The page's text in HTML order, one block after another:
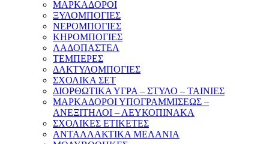
ΜΑΡΚΑΔΟΡΟΙ
ΞΥΛΟΜΠΟΓΙΕΣ
ΝΕΡΟΜΠΟΓΙΕΣ
ΚΗΡΟΜΠΟΓΙΕΣ
ΛΑΔΟΠΑΣΤΕΛ
ΤΕΜΠΕΡΕΣ
ΔΑΚΤΥΛΟΜΠΟΓΙΕΣ
ΣΧΟΛΙΚΑ ΣΕΤ
ΔΙΟΡΘΩΤΙΚΑ ΥΓΡΑ – ΣΤΥΛΟ – ΤΑΙΝΙΕΣ
ΜΑΡΚΑΔΟΡΟΙ ΥΠΟΓΡΑΜΜΙΣΕΩΣ –
ΑΝΕΞΙΤΗΛΟΙ – ΛΕΥΚΟΠΙΝΑΚΑ
ΣΧΟΛΙΚΕΣ ΕΤΙΚΕΤΕΣ
ΑΝΤΑΛΛΑΚΤΙΚΑ ΜΕΛΑΝΙΑ